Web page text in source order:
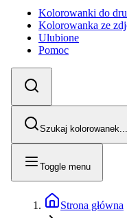
Kolorowanki do
Kolorowanka ze
Ulubione
Pomoc
Szukaj kolorowanek...
Toggle menu
Strona główna